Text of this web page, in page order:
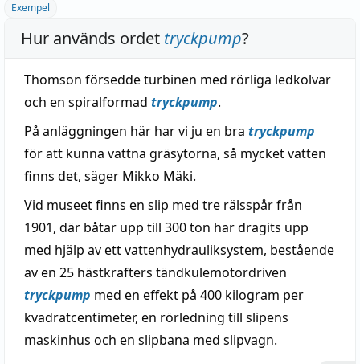
Exempel
Hur används ordet tryckpump?
Thomson försedde turbinen med rörliga ledkolvar
och en spiralformad tryckpump.
På anläggningen här har vi ju en bra tryckpump
för att kunna vattna gräsytorna, så mycket vatten
finns det, säger Mikko Mäki.
Vid museet finns en slip med tre rälsspår från
1901, där båtar upp till 300 ton har dragits upp
med hjälp av ett vattenhydrauliksystem, bestående
av en 25 hästkrafters tändkulemotordriven
tryckpump med en effekt på 400 kilogram per
kvadratcentimeter, en rörledning till slipens
maskinhus och en slipbana med slipvagn.